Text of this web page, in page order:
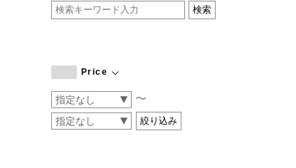
CATWORTH
COGTHEBIGSMOKE
CONVERSE
DEAN & DELUCA
Price
〜